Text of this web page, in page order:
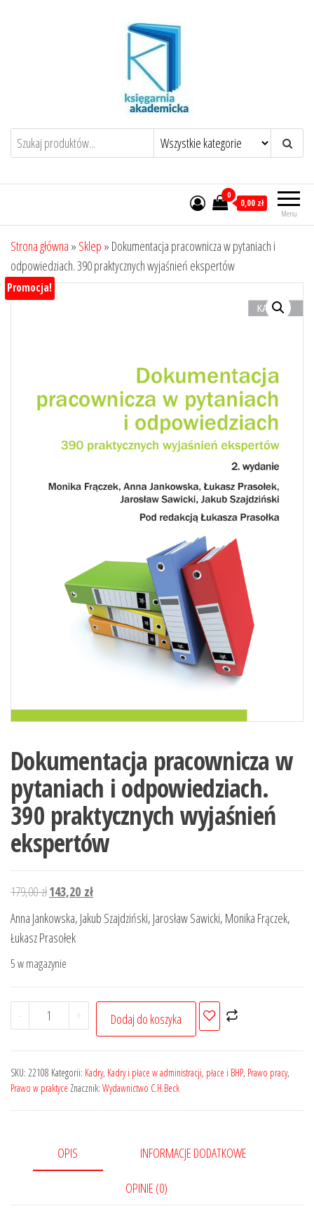
Menu
0
0,00 zł
Strona główna » Sklep » Dokumentacja pracownicza w pytaniach i
odpowiedziach. 390 praktycznych wyjaśnień ekspertów
Promocja!
Dokumentacja pracownicza w
pytaniach i odpowiedziach.
390 praktycznych wyjaśnień
ekspertów
179,00złPierwotna
cena
wynosiła:
143,20 złAktualna
cena
wynosi:
Anna Jankowska, Jakub Szajdziński, Jarosław Sawicki, Monika Frączek,
Łukasz Prasołek
5 w magazynie
-
ilość
Dokumentacja
w
pytaniach
praktycznych
+ Dodaj do koszyka
SKU: 22108 Kategorii: Kadry, Kadry i płace w administracji, płace i BHP, Prawo pracy,
Prawo w praktyce Znacznik: Wydawnictwo C.H.Beck
OPIS INFORMACJE DODATKOWE
OPINIE (0)